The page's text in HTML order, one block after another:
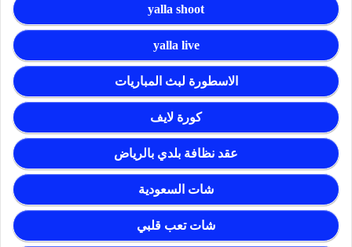
yalla shoot
yalla live
الاسطورة لبث المباريات
كورة لايف
عقد نظافة بلدي بالرياض
شات السعودية
شات تعب قلبي